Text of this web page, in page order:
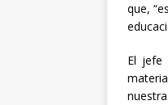
que,
El jefe